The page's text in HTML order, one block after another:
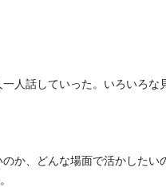
していった。いろいろな見
どんな場面で活かしたいの